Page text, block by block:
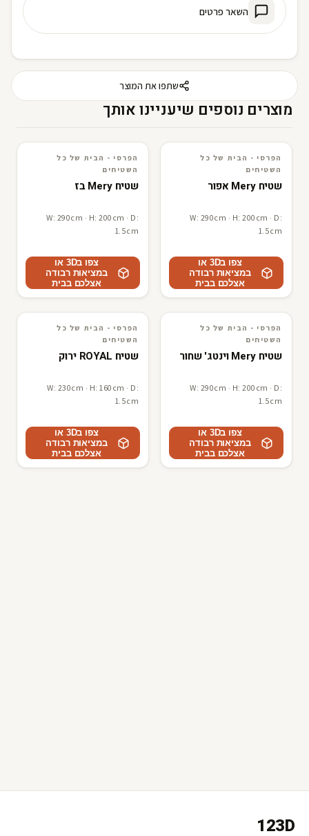
השאר פרטים
שתפו את המוצר
מוצרים נוספים שיעניינו אותך
3D · AR הפרסי - הבית של כל השטיחים
הפרסי - הבית של כל
השטיחים
שטיח Mery אפור
W: 290cm · H: 200cm · D:
1.5cm
צפו ב3D או
במציאות רבודה
אצלכם בבית
3D · AR הפרסי - הבית של כל השטיחים
הפרסי - הבית של כל
השטיחים
שטיח Mery בז
W: 290cm · H: 200cm · D:
1.5cm
צפו ב3D או
במציאות רבודה
אצלכם בבית
3D · AR הפרסי - הבית של כל השטיחים
הפרסי - הבית של כל
השטיחים
שטיח Mery וינטג' שחור
W: 290cm · H: 200cm · D:
1.5cm
צפו ב3D או
במציאות רבודה
אצלכם בבית
3D · AR הפרסי - הבית של כל השטיחים
הפרסי - הבית של כל
השטיחים
שטיח ROYAL ירוק
W: 230cm · H: 160cm · D:
1.5cm
צפו ב3D או
במציאות רבודה
אצלכם בבית
123D